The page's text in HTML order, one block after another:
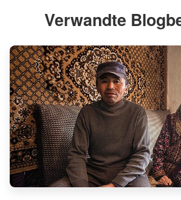
Verwandte